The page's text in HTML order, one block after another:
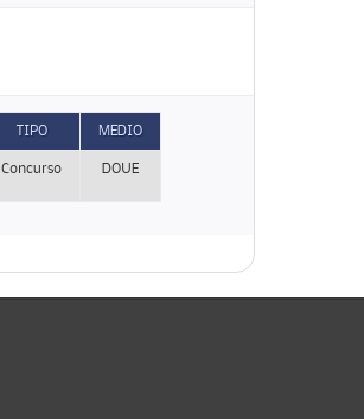
TIPO MEDIO
Concurso DOUE